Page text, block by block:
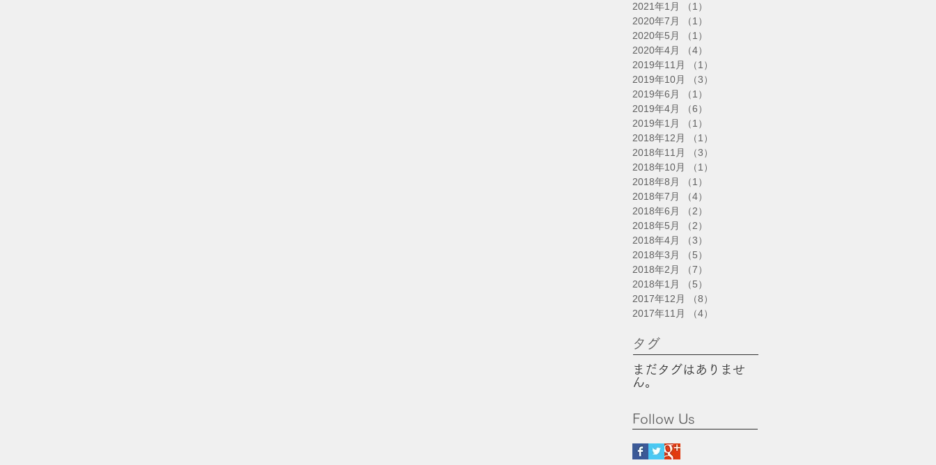
2021年1月 （1）
2020年7月
（1）
2020年5月
（1）
2020年4月
（4）
2019年11月
（1）
2019年10月
（3）
2019年6月
（1）
2019年4月
（6）
2019年1月
（1）
2018年12月
（1）
2018年11月
（3）
2018年10月
（1）
2018年8月
（1）
2018年7月
（4）
2018年6月
（2）
2018年5月
（2）
2018年4月
（3）
2018年3月
（5）
2018年2月
（7）
2018年1月
（5）
2017年12月
（8）
2017年11月
（4）
タグ
まだタグはありませ
ん。
Follow Us